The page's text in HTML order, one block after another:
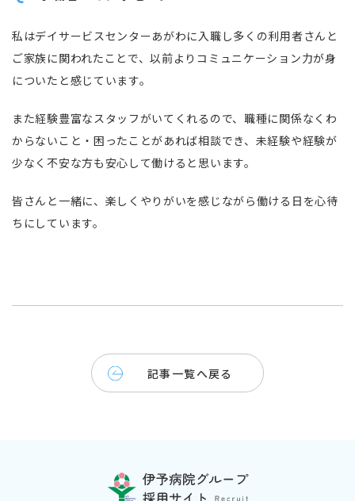
私はデイサービスセンターあがわに入職し多くの利用者さんと
ご家族に関われたことで、以前よりコミュニケーション力が身
についたと感じています。
また経験豊富なスタッフがいてくれるので、職種に関係なくわ
からないこと・困ったことがあれば相談でき、未経験や経験が
少なく不安な方も安心して働けると思います。
皆さんと一緒に、楽しくやりがいを感じながら働ける日を心待
ちにしています。
記事一覧へ戻る